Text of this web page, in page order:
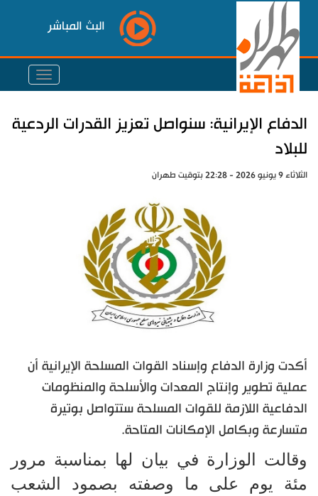
البث المباشر
الدفاع الإيرانية: سنواصل تعزيز القدرات الردعية
للبلاد
الثلاثاء 9 يونيو 2026 - 22:28 بتوقيت طهران
أكدت وزارة الدفاع وإسناد القوات المسلحة الإيرانية أن
عملية تطوير وإنتاج المعدات والأسلحة والمنظومات
الدفاعية اللازمة للقوات المسلحة ستتواصل بوتيرة
متسارعة وبكامل الإمكانات المتاحة.
وقالت الوزارة في بيان لها بمناسبة مرور
مئة يوم على ما وصفته بصمود الشعب